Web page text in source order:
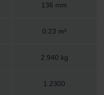
136 mm
0.23 m²
2.940 kg
1.2300